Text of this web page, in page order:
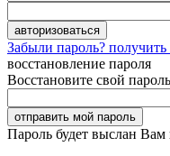
Забыли пароль?
восстановление пароля
Восстановите свой пароль
Пароль будет выслан Вам